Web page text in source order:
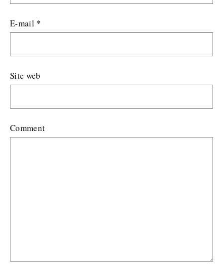
E-mail *
Site web
Comment